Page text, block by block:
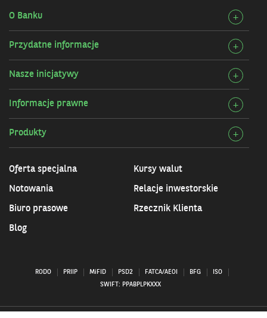
O Banku +
O
Przydatne informacje +
Nasze inicjatywy +
Informacje prawne +
Produkty +
Oferta specjalna Kursy walut
Notowania Relacje inwestorskie
Biuro prasowe Rzecznik Klienta
Blog
RODO PRIIP MiFID PSD2 FATCA/AEOI BFG
ISO
SWIFT: PPABPLPKXXX